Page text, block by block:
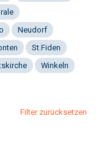
Neudorf
St.Fiden
Winkeln
Filter zurücksetzen